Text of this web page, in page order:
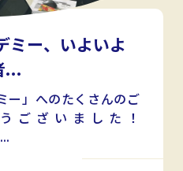
ミー、いよいよ
...
ー」へのたくさんのご
ございました！